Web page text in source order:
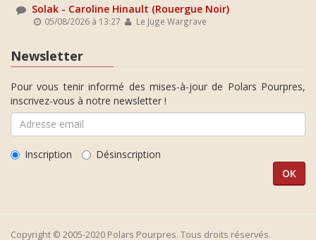
Solak - Caroline Hinault (Rouergue Noir)
05/08/2026 à 13:27 Le Juge Wargrave
Newsletter
Pour vous tenir informé des mises-à-jour de Polars Pourpres,
inscrivez-vous à notre newsletter !
Inscription Désinscription
Copyright © 2005-2020 Polars Pourpres. Tous droits réservés.